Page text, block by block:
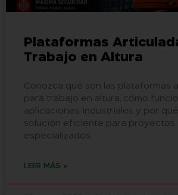
Plataformas
Trabajo en Altura
Conozca qué son las plataformas
para trabajo en altura, cómo
aplicaciones industriales y por
solución eficiente para proyectos
especializados.
LEER MÁS »